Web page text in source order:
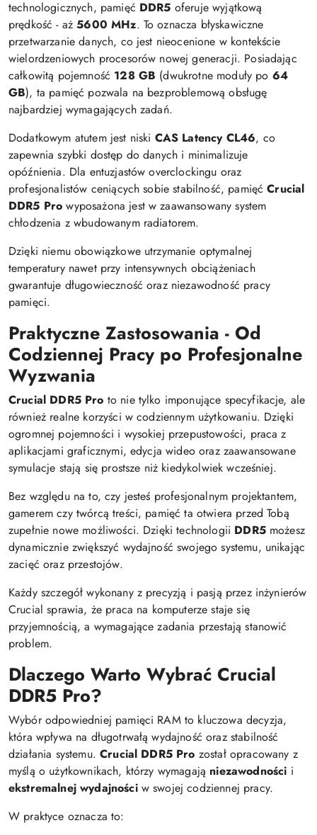
technologicznych, pamięć DDR5 oferuje wyjątkową
prędkość - aż5600 MHz. To oznacza błyskawiczne
przetwarzanie danych, co jest nieocenione w kontekście
wielordzeniowych procesorów nowej generacji. Posiadając
całkowitą pojemność 128 GB (dwukrotne moduły po 64
GB), ta pamięć pozwala na bezproblemową obsługę
najbardziej wymagających zadań.
Dodatkowym atutem jest niski CAS Latency CL46, co
zapewnia szybki dostęp do danych i minimalizuje
opóźnienia. Dla entuzjastów overclockingu oraz
profesjonalistów ceniących sobie stabilność, pamięćCrucial
DDR5 Pro wyposażona jest w zaawansowany system
chłodzenia z wbudowanym radiatorem.
Dzięki niemu obowiązkowe utrzymanie optymalnej
temperatury nawet przy intensywnych obciążeniach
gwarantuje długowieczność oraz niezawodność pracy
pamięci.
Praktyczne Zastosowania - Od
Codziennej Pracy po Profesjonalne
Wyzwania
Crucial DDR5 Pro to nie tylko imponujące specyfikacje, ale
również realne korzyści w codziennym użytkowaniu. Dzięki
ogromnej pojemności i wysokiej przepustowości, praca z
aplikacjami graficznymi, edycja wideo oraz zaawansowane
symulacje stają się prostsze niż kiedykolwiek wcześniej.
Bez względu na to, czy jesteś profesjonalnym projektantem,
gamerem czy twórcą treści, pamięć ta otwiera przed Tobą
zupełnie nowe możliwości. Dzięki technologii DDR5możesz
dynamicznie zwiększyć wydajność swojego systemu, unikając
zacięć oraz przestojów.
Każdy szczegół wykonany z precyzją i pasją przez inżynierów
Crucial sprawia, że praca na komputerze staje się
przyjemnością, a wymagające zadania przestają stanowić
problem.
Dlaczego Warto Wybrać Crucial
DDR5 Pro?
Wybór odpowiedniej pamięci RAM to kluczowa decyzja,
która wpływa na długotrwałą wydajność oraz stabilność
działania systemu.Crucial DDR5 Pro został opracowany z
myślą o użytkownikach, którzy wymagają niezawodności i
ekstremalnej wydajnościw swojej codziennej pracy.
W praktyce oznacza to: